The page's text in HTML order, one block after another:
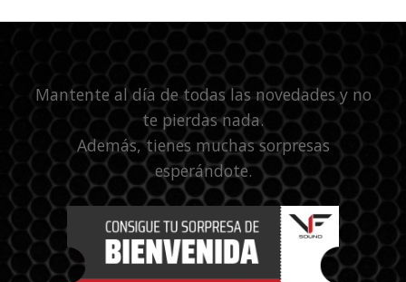
Mantente al día de todas las novedades y no
te pierdas nada.
Además, tienes muchas sorpresas
esperándote.